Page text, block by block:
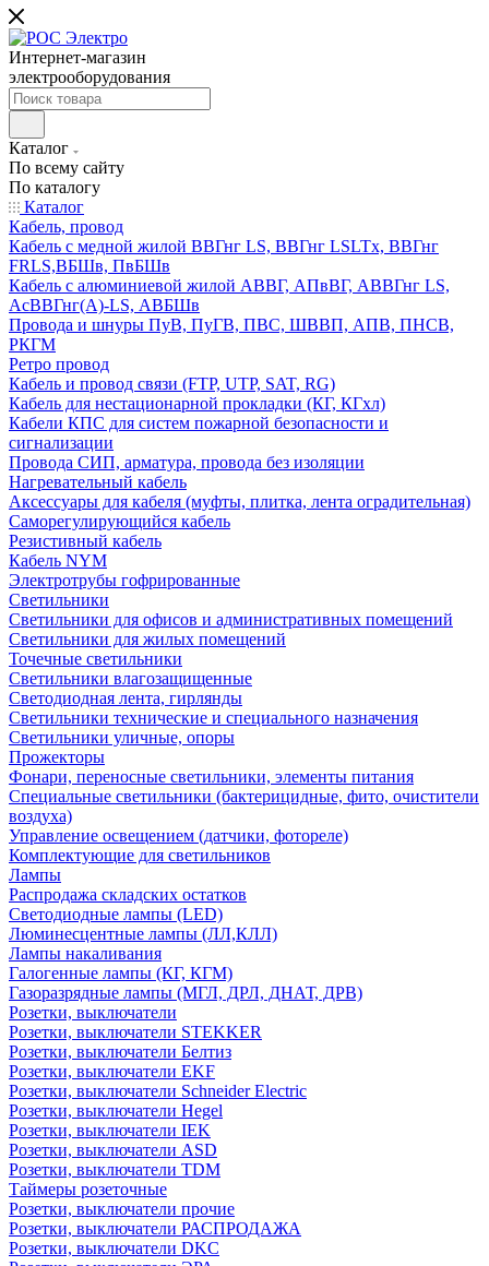
Интернет-магазин
электрооборудования
Каталог
По всему сайту
По каталогу
Каталог
Кабель, провод
Кабель с медной жилой ВВГнг LS, ВВГнг LSLTx, ВВГнг
FRLS,ВБШв, ПвБШв
Кабель с алюминиевой жилой АВВГ, АПвВГ, АВВГнг LS,
АсВВГнг(А)-LS, АВБШв
Провода и шнуры ПуВ, ПуГВ, ПВС, ШВВП, АПВ, ПНСВ,
РКГМ
Ретро провод
Кабель и провод связи (FTP, UTP, SAT, RG)
Кабель для нестационарной прокладки (КГ, КГхл)
Кабели КПС для систем пожарной безопасности и
сигнализации
Провода СИП, арматура, провода без изоляции
Нагревательный кабель
Аксессуары для кабеля (муфты, плитка, лента оградительная)
Саморегулирующийся кабель
Резистивный кабель
Кабель NYM
Электротрубы гофрированные
Светильники
Светильники для офисов и административных помещений
Светильники для жилых помещений
Точечные светильники
Светильники влагозащищенные
Светодиодная лента, гирлянды
Светильники технические и специального назначения
Светильники уличные, опоры
Прожекторы
Фонари, переносные светильники, элементы питания
Специальные светильники (бактерицидные, фито, очистители
воздуха)
Управление освещением (датчики, фотореле)
Комплектующие для светильников
Лампы
Распродажа складских остатков
Светодиодные лампы (LED)
Люминесцентные лампы (ЛЛ,КЛЛ)
Лампы накаливания
Галогенные лампы (КГ, КГМ)
Газоразрядные лампы (МГЛ, ДРЛ, ДНАТ, ДРВ)
Розетки, выключатели
Розетки, выключатели STEKKER
Розетки, выключатели Белтиз
Розетки, выключатели EKF
Розетки, выключатели Schneider Electric
Розетки, выключатели Hegel
Розетки, выключатели IEK
Розетки, выключатели ASD
Розетки, выключатели TDM
Таймеры розеточные
Розетки, выключатели прочие
Розетки, выключатели РАСПРОДАЖА
Розетки, выключатели DKC